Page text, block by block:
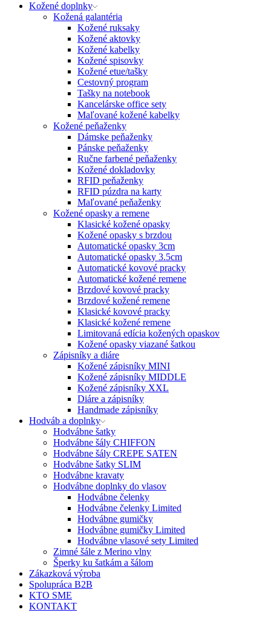
Kožené doplnky
Kožená galantéria
Kožené ruksaky
Kožené aktovky
Kožené kabelky
Kožené spisovky
Kožené etue/tašky
Cestovný program
Tašky na notebook
Kancelárske office sety
Maľované kožené kabelky
Kožené peňaženky
Dámske peňaženky
Pánske peňaženky
Ručne farbené peňaženky
Kožené dokladovky
RFID peňaženky
RFID púzdra na karty
Maľované peňaženky
Kožené opasky a remene
Klasické kožené opasky
Kožené opasky s brzdou
Automatické opasky 3cm
Automatické opasky 3.5cm
Automatické kovové pracky
Automatické kožené remene
Brzdové kovové pracky
Brzdové kožené remene
Klasické kovové pracky
Klasické kožené remene
Limitovaná edícia kožených opaskov
Kožené opasky viazané šatkou
Zápisníky a diáre
Kožené zápisníky MINI
Kožené zápisníky MIDDLE
Kožené zápisníky XXL
Diáre a zápisníky
Handmade zápisníky
Hodváb a doplnky
Hodvábne šatky
Hodvábne šály CHIFFON
Hodvábne šály CREPE SATEN
Hodvábne šatky SLIM
Hodvábne kravaty
Hodvábne doplnky do vlasov
Hodvábne čelenky
Hodvábne čelenky Limited
Hodvábne gumičky
Hodvábne gumičky Limited
Hodvábne vlasové sety Limited
Zimné šále z Merino vlny
Šperky ku šatkám a šálom
Zákazková výroba
Spolupráca B2B
KTO SME
KONTAKT